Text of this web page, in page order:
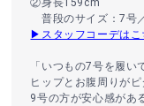
②身長159cm
普段のサイズ：7号
▶スタッフコーデはこ
「いつもの7号を履い
ヒップとお腹周りが
9号の方が安心感があ